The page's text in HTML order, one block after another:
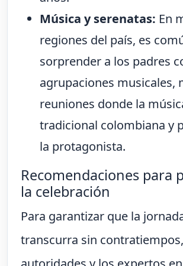
Música y serenatas: En
regiones del país, es
sorprender a los padres
agrupaciones musicales,
reuniones donde la
tradicional colombiana y
la protagonista.
Recomendaciones para
la celebración
Para garantizar que la
transcurra sin